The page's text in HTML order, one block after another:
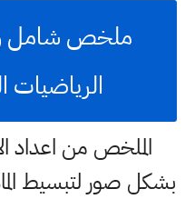
ملخص شامل
الرياضيات
الملخص من
بشكل صور لتبسيط